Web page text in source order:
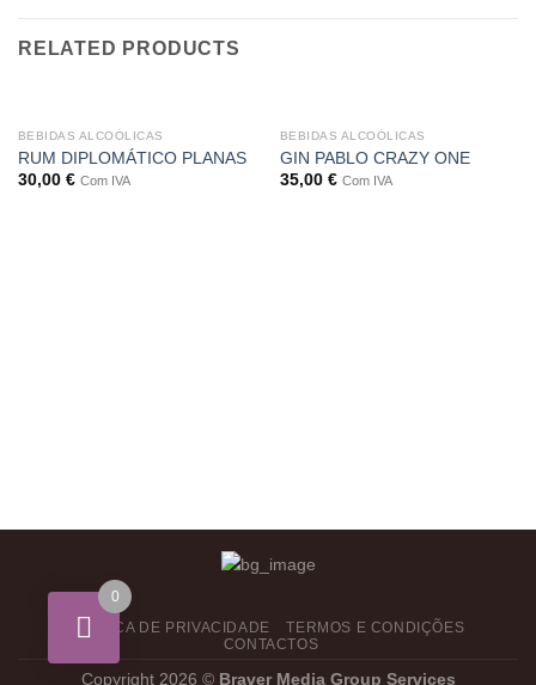
RELATED PRODUCTS
BEBIDAS ALCOÓLICAS
RUM DIPLOMÁTICO PLANAS
30,00 € Com IVA
BEBIDAS ALCOÓLICAS
GIN PABLO CRAZY ONE
35,00 € Com IVA
POLÍTICA DE PRIVACIDADE
TERMOS E CONDIÇÕES
CONTACTOS
Copyright 2026 © Braver Media Group Services
0